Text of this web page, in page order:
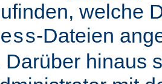
welche
-Dateien
Darüber hinaus